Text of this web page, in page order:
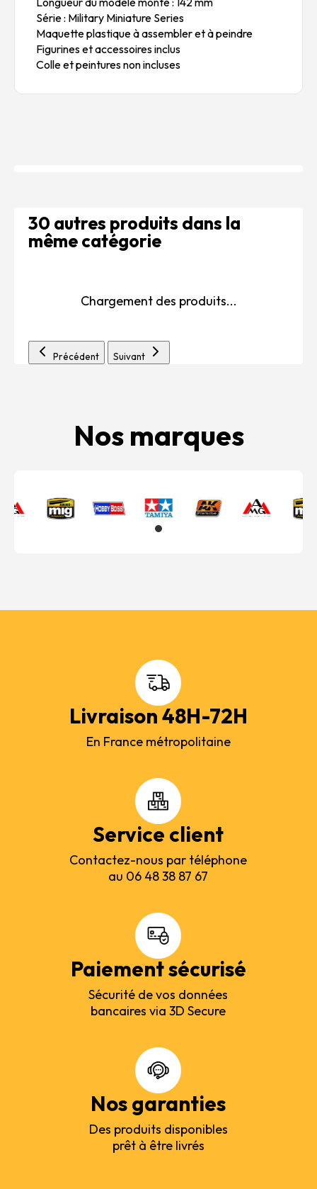
Série : Military Miniature Series
Maquette plastique à assembler et à peindre
Figurines et accessoires inclus
Colle et peintures non incluses
30 autres produits dans la
même catégorie
Chargement des produits...
Précédent Suivant
Nos marques
Livraison 48H-72H
En France métropolitaine
Service client
Contactez-nous par téléphone
au 06 48 38 87 67
Paiement sécurisé
Sécurité de vos données
bancaires via 3D Secure
Nos garanties
Des produits disponibles
prêt à être livrés